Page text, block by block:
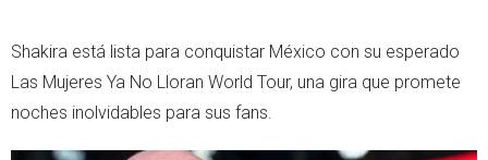
t
t
r
t
s
a
p
p
Shakira está lista para conquistar México con su esperado
Las Mujeres Ya No Lloran World Tour, una gira que promete
noches inolvidables para sus fans.